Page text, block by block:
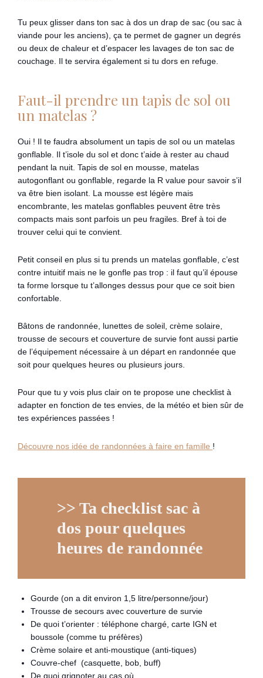
Tu peux glisser dans ton sac à dos un drap de sac (ou sac à
viande pour les anciens), ça te permet de gagner un degrés
ou deux de chaleur et d’espacer les lavages de ton sac de
couchage. Il te servira également si tu dors en refuge.
Faut-il prendre un tapis de sol ou
un matelas ?
Oui ! Il te faudra absolument un tapis de sol ou un matelas
gonflable. Il t’isole du sol et donc t’aide à rester au chaud
pendant la nuit. Tapis de sol en mousse, matelas
autogonflant ou gonflable, regarde la R value pour savoir s’il
va être bien isolant. La mousse est légère mais
encombrante, les matelas gonflables peuvent être très
compacts mais sont parfois un peu fragiles. Bref à toi de
trouver celui qui te convient.
Petit conseil en plus si tu prends un matelas gonflable, c’est
contre intuitif mais ne le gonfle pas trop : il faut qu’il épouse
ta forme lorsque tu t’allonges dessus pour que ce soit bien
confortable.
Bâtons de randonnée, lunettes de soleil, crème solaire,
trousse de secours et couverture de survie font aussi partie
de l’équipement nécessaire à un départ en randonnée que
soit pour quelques heures ou plusieurs jours.
Pour que tu y vois plus clair on te propose une checklist à
adapter en fonction de tes envies, de la météo et bien sûr de
tes expériences passées !
Découvre nos idée de randonnées à faire en famille !
>> Ta checklist sac à
dos pour quelques
heures de randonnée
Gourde (on a dit environ 1,5 litre/personne/jour)
Trousse de secours avec couverture de survie
De quoi t’orienter : téléphone chargé, carte IGN et
boussole (comme tu préfères)
Crème solaire et anti-moustique (anti-tiques)
Couvre-chef (casquette, bob, buff)
De quoi grignoter au cas où